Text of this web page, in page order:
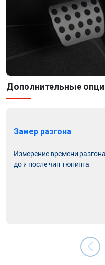
Дополнительные
Замер разгона
Измерение времени
до и после чип тюнинга